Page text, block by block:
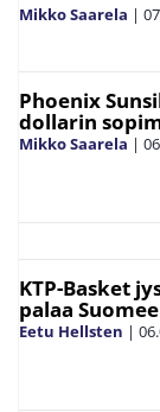
Mikko Saarela |
Phoenix
dollarin
Mikko Saarela |
KTP-Basket
palaa
Eetu Hellsten |